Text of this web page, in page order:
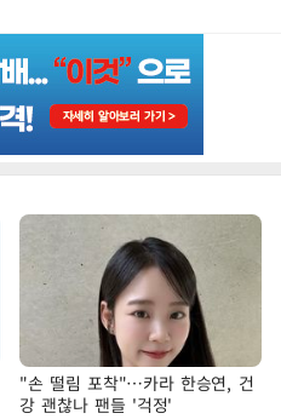
"손 떨림 포착"…카라 한승연, 건
강 괜찮나 팬들 '걱정'